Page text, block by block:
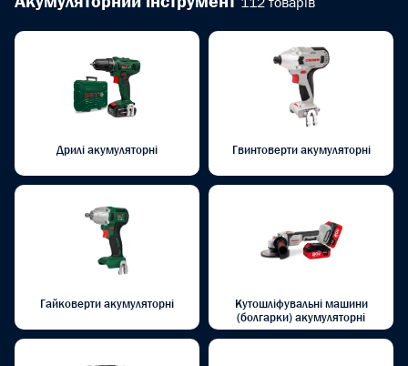
Дрилі акумуляторні Гвинтоверти акумуляторні
Гайковерти акумуляторні
Кутошліфувальні машини
(болгарки) акумуляторні